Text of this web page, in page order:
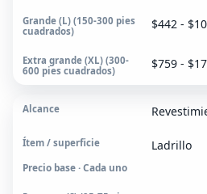
$442 -
$759 -
Ladrillo
Precio base · Cada uno